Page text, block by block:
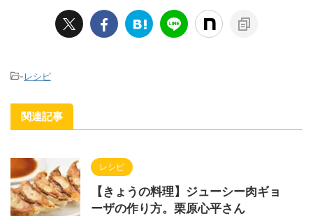
-レシピ
関連記事
レシピ
【きょうの料理】ジューシー肉ギョ
ーザの作り方。栗原心平さん